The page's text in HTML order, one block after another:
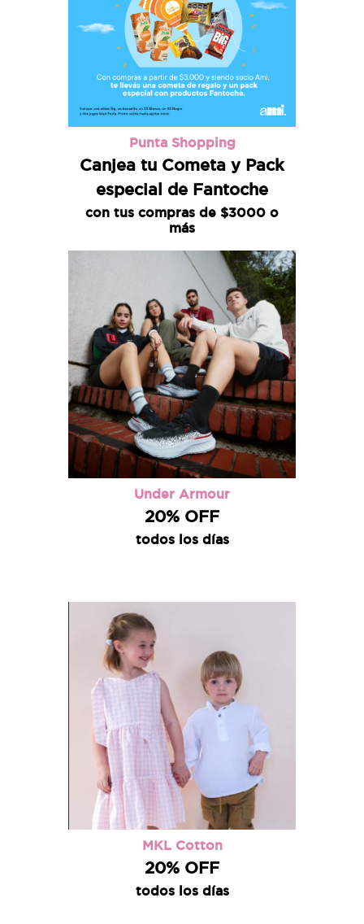
Punta Shopping
Canjea tu Cometa y Pack
especial de Fantoche
con tus compras de $3000 o
más
Under Armour
20% OFF
todos los días
MKL Cotton
20% OFF
todos los días